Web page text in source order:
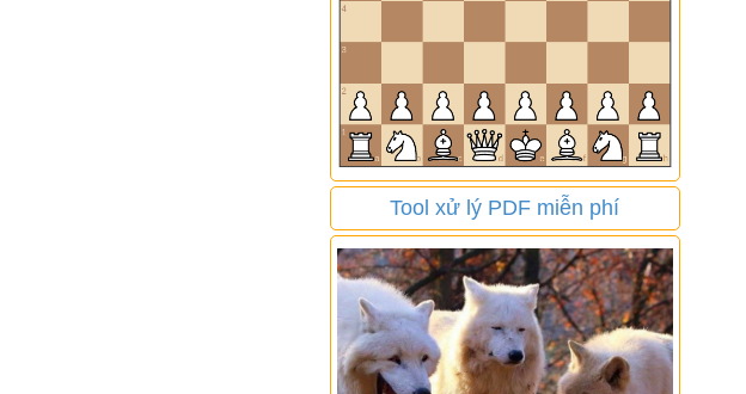
Tool xử lý PDF miễn phí